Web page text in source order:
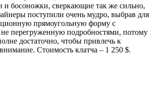
и босоножки, сверкающие так же сильно,
поступили очень мудро, выбрав для
прямоугольную форму с
перегруженную подробностями, потому
достаточно, чтобы привлечь к
Стоимость клатча – 1 250 $.